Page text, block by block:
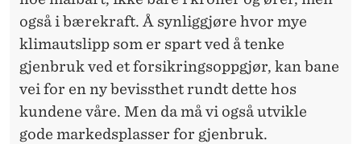
også i bærekraft. Å synliggjøre hvor mye
klimautslipp som er spart ved å tenke
gjenbruk ved et forsikringsoppgjør, kan bane
vei for en ny bevissthet rundt dette hos
kundene våre. Men da må vi også utvikle
gode markedsplasser for gjenbruk.